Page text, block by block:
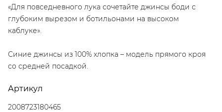
«Для повседневного лука сочетайте джинсы боди с
глубоким вырезом и ботильонами на высоком
каблуке».
Синие джинсы из 100% хлопка – модель прямого кроя
со средней посадкой.
Артикул
2008723180465